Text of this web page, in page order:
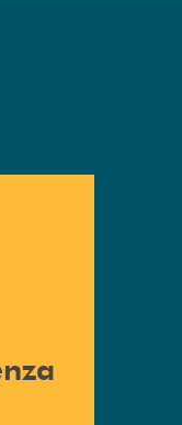
alla pagina della